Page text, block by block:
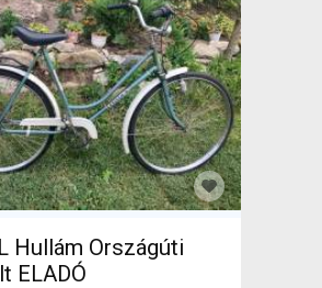
Hullám Országúti
ELADÓ